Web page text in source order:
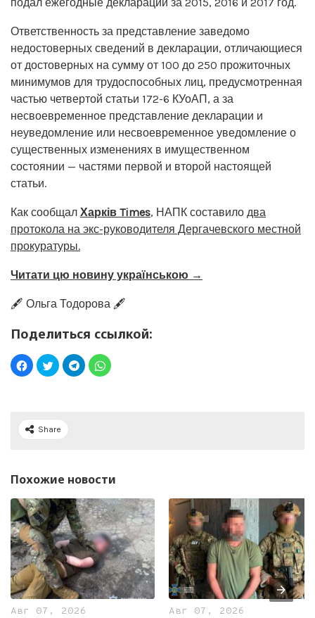
Ответственность за представление заведомо
недостоверных сведений в декларации, отличающиеся
от достоверных на сумму от 100 до 250 прожиточных
минимумов для трудоспособных лиц, предусмотренная
частью четвертой статьи 172-6 КУоАП, а за
несвоевременное представление декларации и
неуведомление или несвоевременное уведомление о
существенных изменениях в имущественном
состоянии — частями первой и второй настоящей
статьи.
Как сообщал Харків Times, НАПК составило два
протокола на экс-руководителя Дергачевского местной
прокуратуры.
Читати цю новину українською →
🖋️ Ольга Тодорова 🖋️
Поделиться ссылкой:
Share
Похожие новости
Авг 07, 2026 Авг 07, 2026